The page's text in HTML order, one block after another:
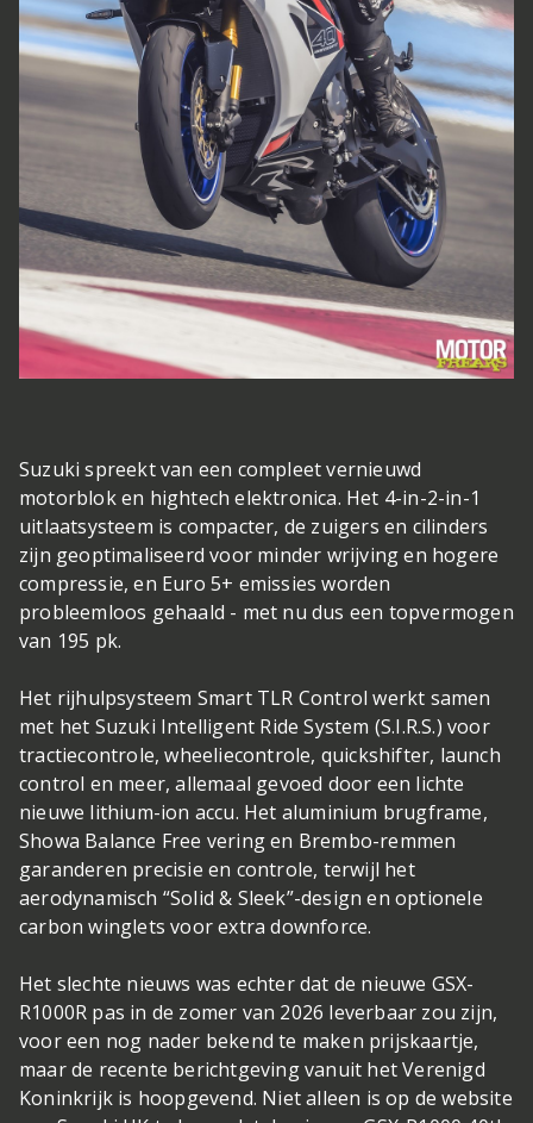
Suzuki spreekt van een compleet vernieuwd
motorblok en hightech elektronica. Het 4-in-2-in-1
uitlaatsysteem is compacter, de zuigers en cilinders
zijn geoptimaliseerd voor minder wrijving en hogere
compressie, en Euro 5+ emissies worden
probleemloos gehaald - met nu dus een topvermogen
van 195 pk.
Het rijhulpsysteem Smart TLR Control werkt samen
met het Suzuki Intelligent Ride System (S.I.R.S.) voor
tractiecontrole, wheeliecontrole, quickshifter, launch
control en meer, allemaal gevoed door een lichte
nieuwe lithium-ion accu. Het aluminium brugframe,
Showa Balance Free vering en Brembo-remmen
garanderen precisie en controle, terwijl het
aerodynamisch “Solid & Sleek”-design en optionele
carbon winglets voor extra downforce.
Het slechte nieuws was echter dat de nieuwe GSX-
R1000R pas in de zomer van 2026 leverbaar zou zijn,
voor een nog nader bekend te maken prijskaartje,
maar de recente berichtgeving vanuit het Verenigd
Koninkrijk is hoopgevend. Niet alleen is op de website